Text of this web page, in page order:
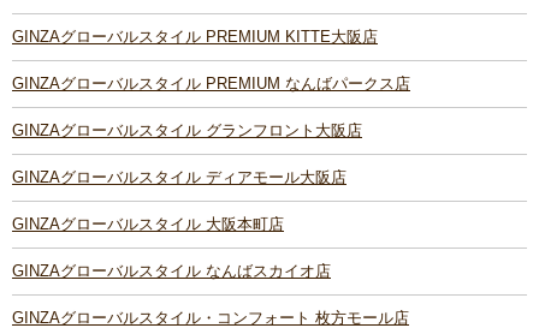
GINZAグローバルスタイル PREMIUM KITTE大阪店
GINZAグローバルスタイル PREMIUM なんばパークス店
GINZAグローバルスタイル グランフロント大阪店
GINZAグローバルスタイル ディアモール大阪店
GINZAグローバルスタイル 大阪本町店
GINZAグローバルスタイル なんばスカイオ店
GINZAグローバルスタイル・コンフォート 枚方モール店